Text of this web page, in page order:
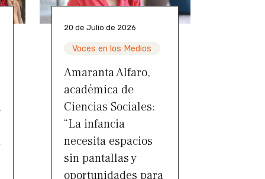
20 de Julio de 2026
Voces en los Medios
Amaranta Alfaro,
académica de
Ciencias Sociales:
“La infancia
necesita espacios
sin pantallas y
oportunidades para